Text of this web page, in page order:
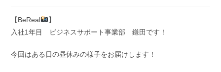
【BeReal
】
入社1年目 ビジネスサポート事業部 鎌田です！
今回はある日の昼休みの様子をお届けします！